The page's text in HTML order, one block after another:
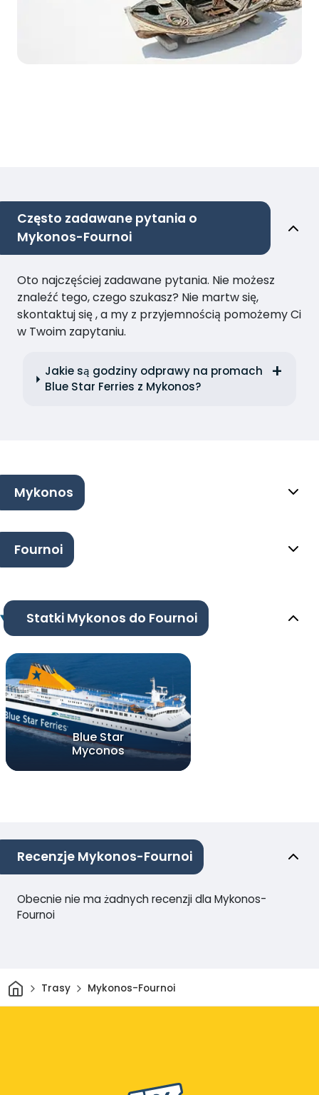
Często zadawane pytania o
Mykonos-Fournoi
Oto najczęściej zadawane pytania. Nie możesz
znaleźć tego, czego szukasz? Nie martw się,
skontaktuj się , a my z przyjemnością pomożemy Ci
w Twoim zapytaniu.
Jakie są godziny odprawy na promach
Blue Star Ferries z Mykonos?
Mykonos
Fournoi
Statki Mykonos do Fournoi
Blue Star
Myconos
Recenzje Mykonos-Fournoi
Obecnie nie ma żadnych recenzji dla Mykonos-
Fournoi
DomTrasy Mykonos-Fournoi